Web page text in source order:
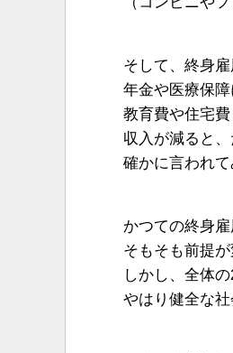
そして、終身
年金や医療保
教育費や住宅
収入が減ると
確かに言われて
かつての終身
そもそも前提
しかし、全体
やはり健全な社